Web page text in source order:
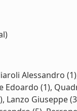
Alessandro
(1),
Lanzo Giuseppe